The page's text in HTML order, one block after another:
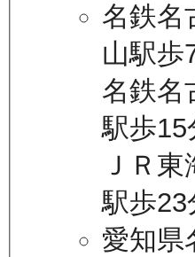
名鉄名
山駅歩
名鉄名
駅歩15
ＪＲ
駅歩23
愛知県